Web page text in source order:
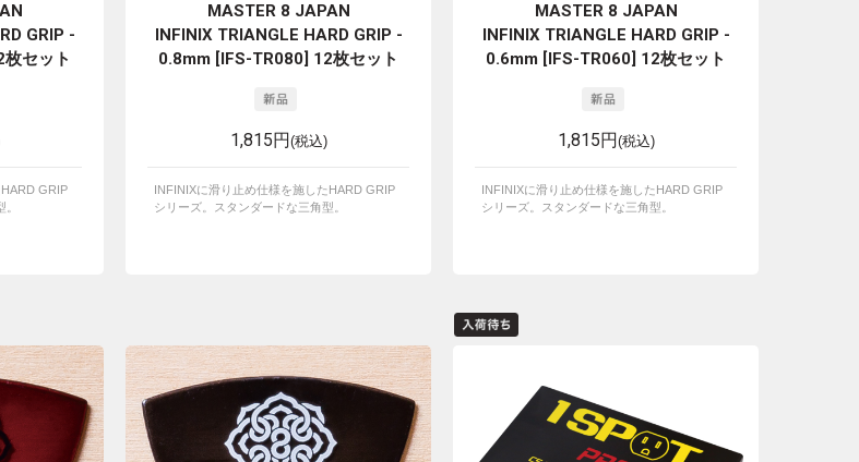
GRIP -
セット
GRIP
MASTER 8 JAPAN
INFINIX TRIANGLE HARD GRIP -
0.8mm [IFS-TR080] 12枚セット
1,815円(税込)
INFINIXに滑り止め仕様を施したHARD GRIP
シリーズ。スタンダードな三角型。
MASTER 8 JAPAN
INFINIX TRIANGLE HARD GRIP -
0.6mm [IFS-TR060] 12枚セット
1,815円(税込)
INFINIXに滑り止め仕様を施したHARD GRIP
シリーズ。スタンダードな三角型。